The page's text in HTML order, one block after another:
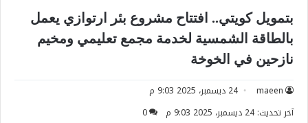
بتمويل كويتي.. افتتاح مشروع بئر ارتوازي يعمل
بالطاقة الشمسية لخدمة مجمع تعليمي ومخيم
نازحين في الخوخة
maeen
24 ديسمبر، 2025 9:03 م
آخر تحديث: 24 ديسمبر، 2025 9:03 م
0